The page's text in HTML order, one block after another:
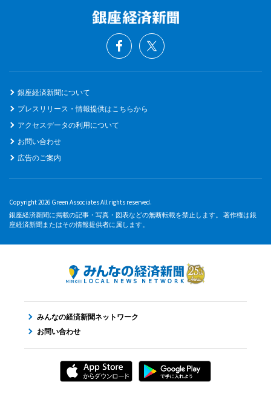
銀座経済新聞について
プレスリリース・情報提供はこちらから
アクセスデータの利用について
お問い合わせ
広告のご案内
Copyright 2026 Green Associates All rights reserved.
銀座経済新聞に掲載の記事・写真・図表などの無断転載を禁止します。 著作権は銀
座経済新聞またはその情報提供者に属します。
みんなの経済新聞ネットワーク
お問い合わせ